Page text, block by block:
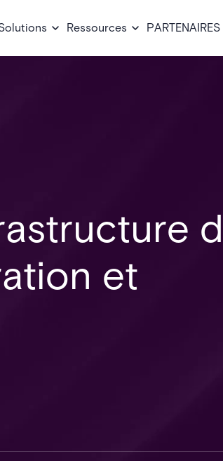
Ressources PARTENAIRES
et